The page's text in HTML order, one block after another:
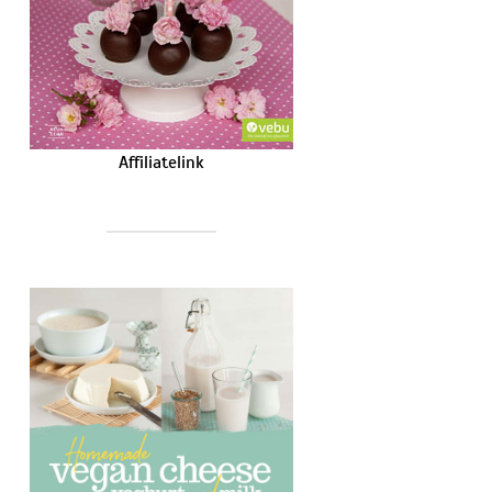
Affiliatelink